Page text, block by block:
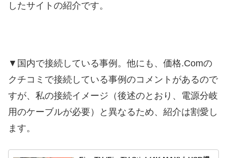
したサイトの紹介です。
▼国内で接続している事例。他にも、価格.Comの
クチコミで接続している事例のコメントがあるので
すが、私の接続イメージ（後述のとおり、電源分岐
用のケーブルが必要）と異なるため、紹介は割愛し
ます。